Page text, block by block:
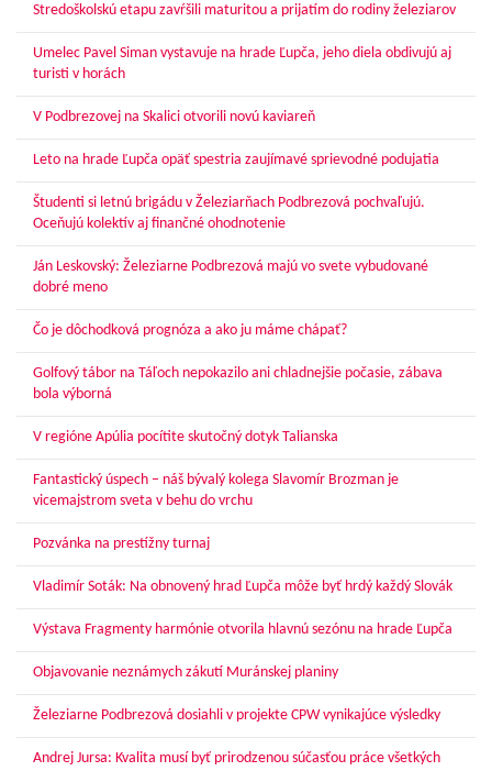
Stredoškolskú etapu zavŕšili maturitou a prijatím do rodiny železiarov
Umelec Pavel Siman vystavuje na hrade Ľupča, jeho diela obdivujú aj
turisti v horách
V Podbrezovej na Skalici otvorili novú kaviareň
Leto na hrade Ľupča opäť spestria zaujímavé sprievodné podujatia
Študenti si letnú brigádu v Železiarňach Podbrezová pochvaľujú.
Oceňujú kolektív aj finančné ohodnotenie
Ján Leskovský: Železiarne Podbrezová majú vo svete vybudované
dobré meno
Čo je dôchodková prognóza a ako ju máme chápať?
Golfový tábor na Táľoch nepokazilo ani chladnejšie počasie, zábava
bola výborná
V regióne Apúlia pocítite skutočný dotyk Talianska
Fantastický úspech – náš bývalý kolega Slavomír Brozman je
vicemajstrom sveta v behu do vrchu
Pozvánka na prestížny turnaj
Vladimír Soták: Na obnovený hrad Ľupča môže byť hrdý každý Slovák
Výstava Fragmenty harmónie otvorila hlavnú sezónu na hrade Ľupča
Objavovanie neznámych zákutí Muránskej planiny
Železiarne Podbrezová dosiahli v projekte CPW vynikajúce výsledky
Andrej Jursa: Kvalita musí byť prirodzenou súčasťou práce všetkých